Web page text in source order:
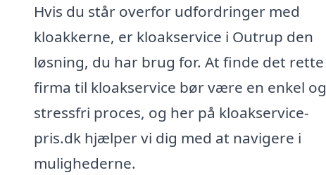
Hvis du står overfor udfordringer med
kloakkerne, er kloakservice i Outrup den
løsning, du har brug for. At finde det rette
firma til kloakservice bør være en enkel og
stressfri proces, og her på kloakservice-
pris.dk hjælper vi dig med at navigere i
mulighederne.